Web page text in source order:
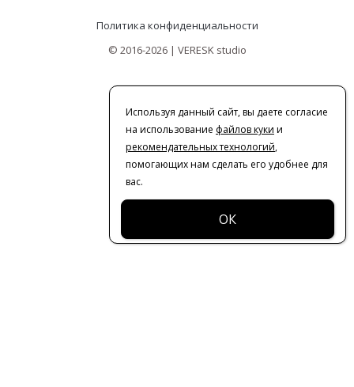
Политика конфиденциальности
© 2016-2026 | VERESK studio
Используя данный сайт, вы даете согласие
на использование файлов куки и
рекомендательных технологий,
помогающих нам сделать его удобнее для
вас.